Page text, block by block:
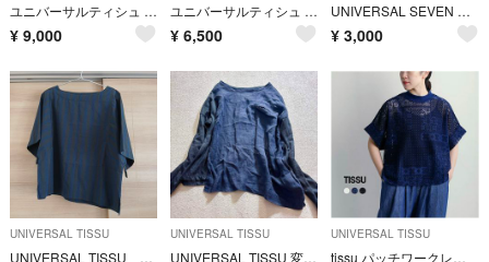
ユニバーサルティシュ フリルブラウス
¥ 9,000
ユニバーサルティシュ ガウンワンピース
¥ 6,500
UNIVERSAL SEVEN コットンフリルプルオーバー 黒
¥ 3,000
UNIVERSAL TISSU
UNIVERSAL TISSU シルク混 ストライプ柄 半袖ブラウス
UNIVERSAL TISSU
UNIVERSAL TISSU 変形 ブラウス カットソー ネイビー ラミー M
UNIVERSAL TISSU
tissu パッチワークレース モックネック ドルマン Tシャツ